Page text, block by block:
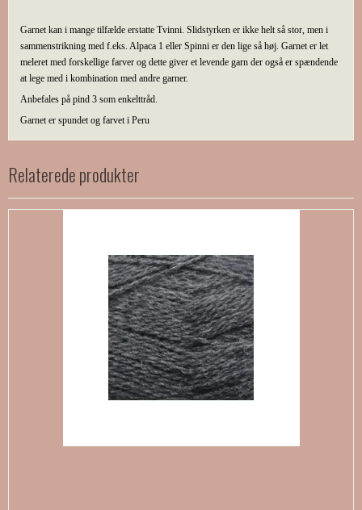
Garnet kan i mange tilfælde erstatte Tvinni. Slidstyrken er ikke helt så stor, men i
sammenstrikning med f.eks. Alpaca 1 eller Spinni er den lige så høj. Garnet er let
meleret med forskellige farver og dette giver et levende garn der også er spændende
at lege med i kombination med andre garner.
Anbefales på pind 3 som enkelttråd.
Garnet er spundet og farvet i Peru
Relaterede produkter